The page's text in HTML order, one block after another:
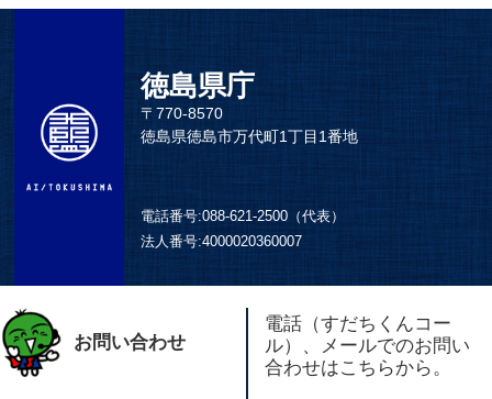
徳島県庁
〒770-8570
徳島県徳島市万代町1丁目1番地
電話番号:088-621-2500（代表）
法人番号:4000020360007
お問い合わせ
電話（すだちくんコー
ル）、メールでのお問い
合わせはこちらから。